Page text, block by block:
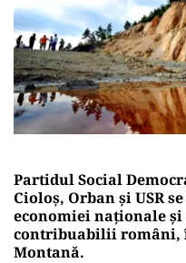
Partidul Social
Cioloș, Orban și USR
economiei naționale
contribuabilii români,
Montană.